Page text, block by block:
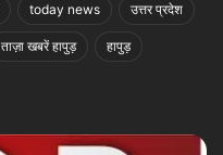
today news उत्तर प्रदेश
ताज़ा खबरें हापुड़ हापुड़